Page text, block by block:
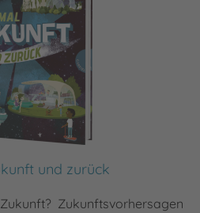
und zurück
Zukunftsvorhersagen